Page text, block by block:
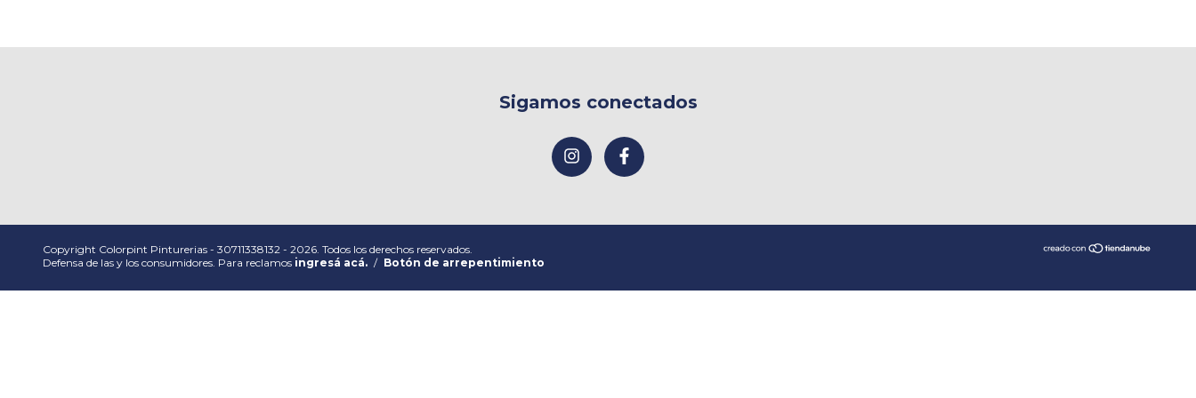
Sigamos conectados
Copyright Colorpint Pinturerias - 30711338132 - 2026. Todos los derechos reservados.
Defensa de las y los consumidores. Para reclamos ingresá acá. / Botón de arrepentimiento